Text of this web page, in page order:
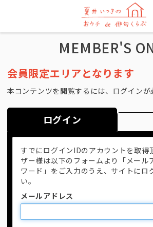
MEMBER'S
会員限定エリアとなります
本コンテンツを閲覧するには、ログインが
ログイン
すでにログインIDのアカウントを取得
ザー様は以下のフォームより「メール
ワード」をご入力のうえ、サイトにロ
い。
メールアドレス